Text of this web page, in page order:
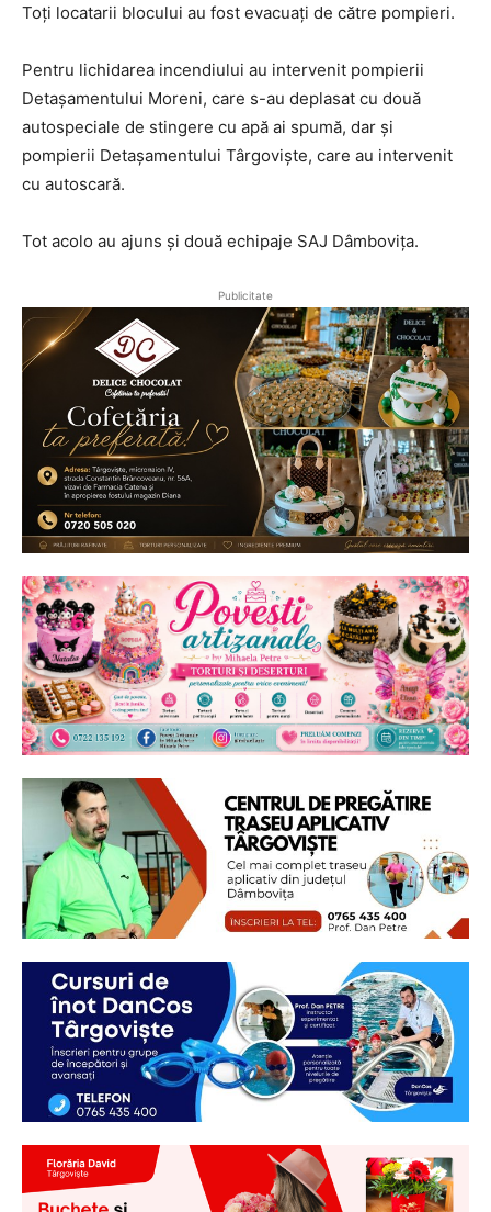
Toți locatarii blocului au fost evacuați de către pompieri.
Pentru lichidarea incendiului au intervenit pompierii
Detașamentului Moreni, care s-au deplasat cu două
autospeciale de stingere cu apă ai spumă, dar și
pompierii Detașamentului Târgoviște, care au intervenit
cu autoscară.
Tot acolo au ajuns și două echipaje SAJ Dâmbovița.
Publicitate